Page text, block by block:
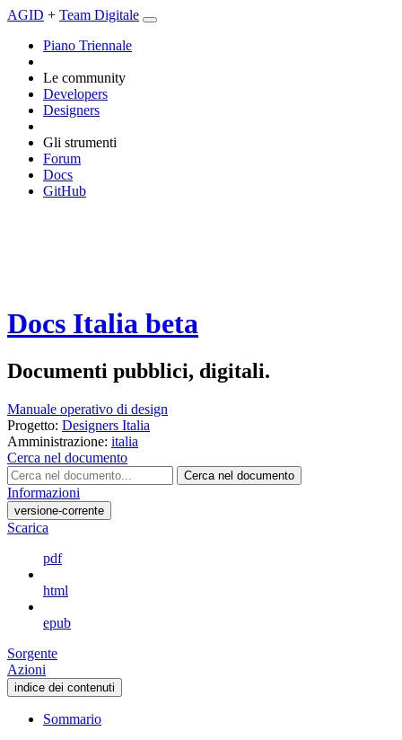
AGID + Team Digitale
Piano Triennale
Le community
Developers
Designers
Gli strumenti
Forum
Docs
GitHub
Docs Italia beta
Documenti pubblici, digitali.
Manuale operativo di design
Progetto: Designers Italia
Amministrazione: italia
Cerca nel documento
Cerca nel documento
Informazioni
versione-corrente
Scarica
pdf
html
epub
Sorgente
Azioni
indice dei contenuti
Sommario